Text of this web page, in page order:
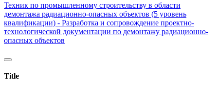
Техник по промышленному строительству в области
демонтажа радиационно-опасных объектов (5 уровень
квалификации) - Разработка и сопровождение проектно-
технологической документации по демонтажу радиационно-
опасных объектов
Title